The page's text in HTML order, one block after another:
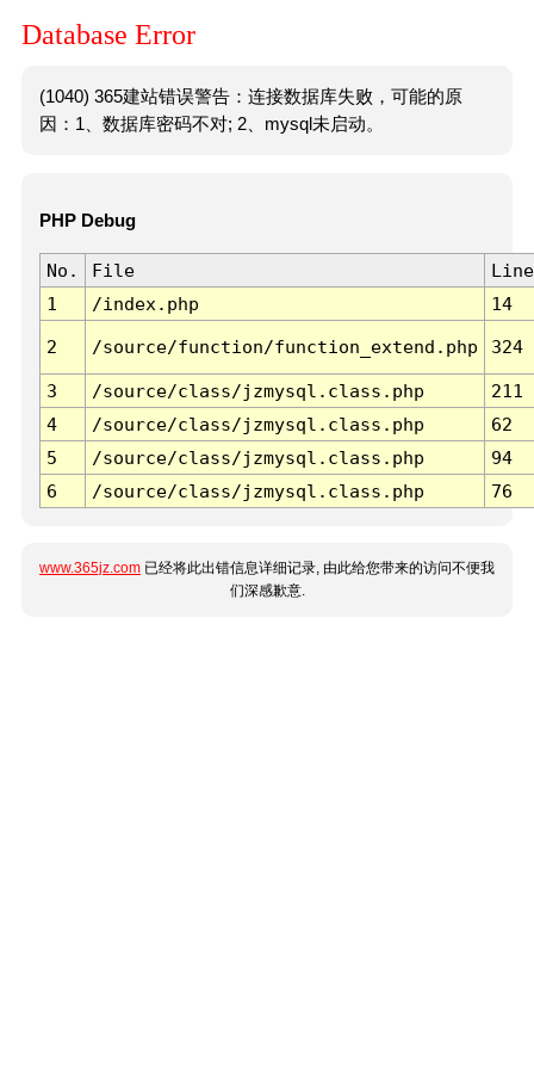
Database Error
(1040) 365建站错误警告：连接数据库失败，可能的原
因：1、数据库密码不对; 2、mysql未启动。
PHP Debug
No. File
Line
1
/index.php 14
2 /source/function/function_extend.php 324
3 /source/class/jzmysql.class.php
211
4
/source/class/jzmysql.class.php
62
5
/source/class/jzmysql.class.php
94
6
/source/class/jzmysql.class.php 76
www.365jz.com 已经将此出错信息详细记录, 由此给您带来的访问不便我
们深感歉意.